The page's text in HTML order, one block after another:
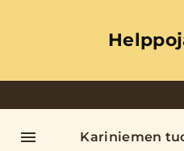
Kariniemen